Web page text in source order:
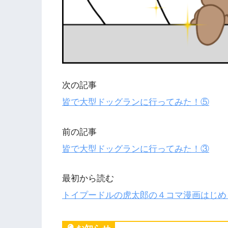
次の記事
皆で大型ドッグランに行ってみた！⑤
前の記事
皆で大型ドッグランに行ってみた！③
最初から読む
トイプードルの虎太郎の４コマ漫画はじ